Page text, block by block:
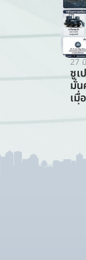
27
ซูเ
มั่น
เมื่